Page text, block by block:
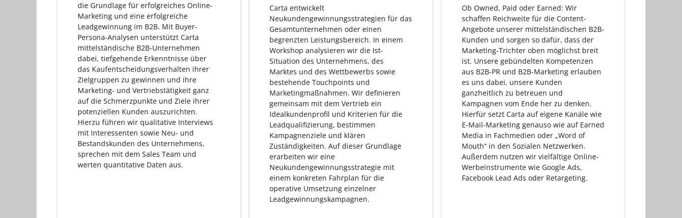
die Grundlage für erfolgreiches Online-
Marketing und eine erfolgreiche
Leadgewinnung im B2B. Mit Buyer-
Persona-Analysen unterstützt Carta
mittelständische B2B-Unternehmen
dabei, tiefgehende Erkenntnisse über
das Kaufentscheidungsverhalten ihrer
Zielgruppen zu gewinnen und ihre
Marketing- und Vertriebstätigkeit ganz
auf die Schmerzpunkte und Ziele ihrer
potenziellen Kunden auszurichten.
Hierzu führen wir qualitative Interviews
mit Interessenten sowie Neu- und
Bestandskunden des Unternehmens,
sprechen mit dem Sales Team und
werten quantitative Daten aus.
Carta entwickelt
Neukundengewinnungsstrategien für das
Gesamtunternehmen oder einen
begrenzten Leistungsbereich. In einem
Workshop analysieren wir die Ist-
Situation des Unternehmens, des
Marktes und des Wettbewerbs sowie
bestehende Touchpoints und
Marketingmaßnahmen. Wir definieren
gemeinsam mit dem Vertrieb ein
Idealkundenprofil und Kriterien für die
Leadqualifizierung, bestimmen
Kampagnenziele und klären
Zuständigkeiten. Auf dieser Grundlage
erarbeiten wir eine
Neukundengewinnungsstrategie mit
einem konkreten Fahrplan für die
operative Umsetzung einzelner
Leadgewinnungskampagnen.
Ob Owned, Paid oder Earned: Wir
schaffen Reichweite für die Content-
Angebote unserer mittelständischen B2B-
Kunden und sorgen so dafür, dass der
Marketing-Trichter oben möglichst breit
ist. Unsere gebündelten Kompetenzen
aus B2B-PR und B2B-Marketing erlauben
es uns dabei, unsere Kunden
ganzheitlich zu betreuen und
Kampagnen vom Ende her zu denken.
Hierfür setzt Carta auf eigene Kanäle wie
E-Mail-Marketing genauso wie auf Earned
Media in Fachmedien oder „Word of
Mouth“ in den Sozialen Netzwerken.
Außerdem nutzen wir vielfältige Online-
Werbeinstrumente wie Google Ads,
Facebook Lead Ads oder Retargeting.